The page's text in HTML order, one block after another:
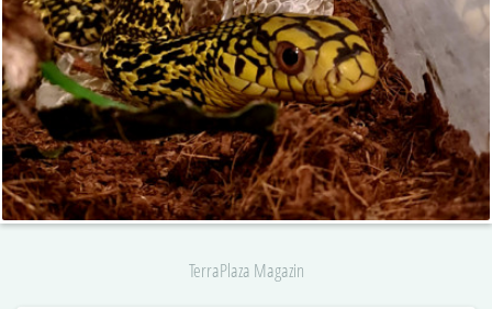
TerraPlaza Magazin